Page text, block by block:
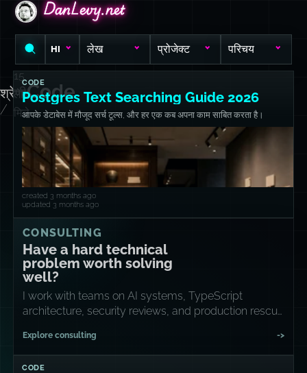
DanLevy.net
DanLevy.net
DanLevy.net
HI लेख प्रोजेक्ट परिचय
श्रेणी
/
Code
15
लेख
मिले
CODE
Postgres Text Searching Guide 2026
आपके डेटाबेस में मौजूद सर्च टूल्स, और हर एक कब अपना काम साबित करता है।
created 3 months ago
updated 3 months ago
CONSULTING
Have a hard technical
problem worth solving
well?
I work with teams on AI systems, TypeScript
architecture, security reviews, and production rescue
Explore consulting ->
CODE